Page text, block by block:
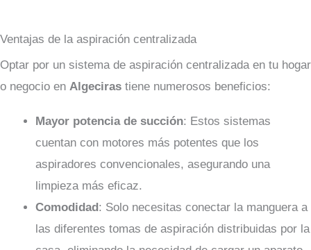
Ventajas de la aspiración centralizada
Optar por un sistema de aspiración centralizada en tu hogar
o negocio en Algeciras tiene numerosos beneficios:
Mayor potencia de succión: Estos sistemas
cuentan con motores más potentes que los
aspiradores convencionales, asegurando una
limpieza más eficaz.
Comodidad: Solo necesitas conectar la manguera a
las diferentes tomas de aspiración distribuidas por la